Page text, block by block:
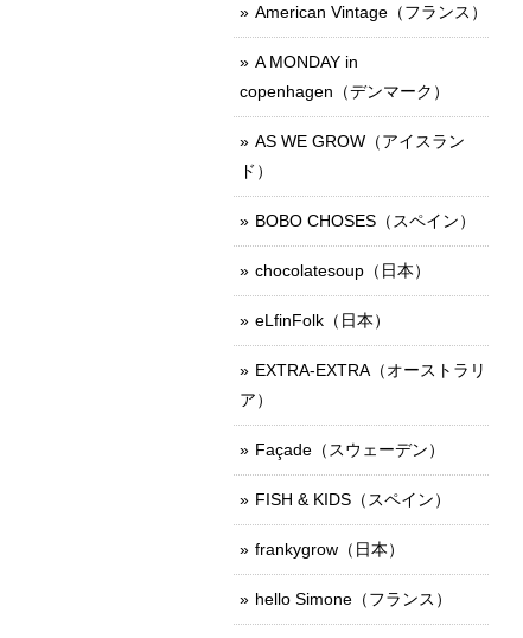
American Vintage（フランス）
A MONDAY in
copenhagen（デンマーク）
AS WE GROW（アイスラン
ド）
BOBO CHOSES（スペイン）
chocolatesoup（日本）
eLfinFolk（日本）
EXTRA-EXTRA（オーストラリ
ア）
Façade（スウェーデン）
FISH & KIDS（スペイン）
frankygrow（日本）
hello Simone（フランス）